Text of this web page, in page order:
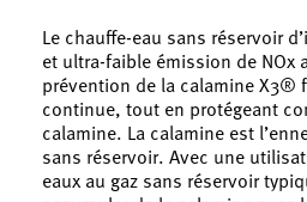
Le chauffe-eau sans réservoir
et ultra-faible émission de NOx
prévention de la calamine X3®
continue, tout en protégeant
calamine. La calamine est
sans réservoir. Avec une
eaux au gaz sans réservoir